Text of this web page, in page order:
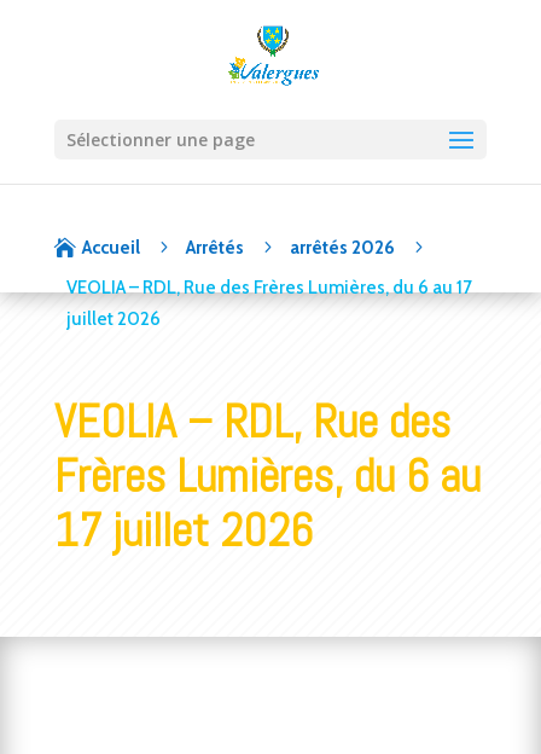
Sélectionner une page
 Accueil 5 Arrêtés 5 arrêtés 2026
5
VEOLIA – RDL, Rue des Frères Lumières, du 6 au 17
juillet 2026
VEOLIA – RDL, Rue des
Frères Lumières, du 6 au
17 juillet 2026